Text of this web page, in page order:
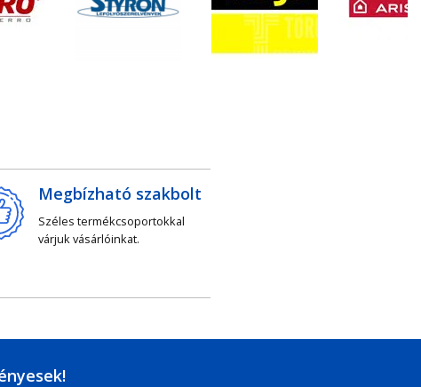
Megbízható szakbolt
Széles termékcsoportokkal
várjuk vásárlóinkat.